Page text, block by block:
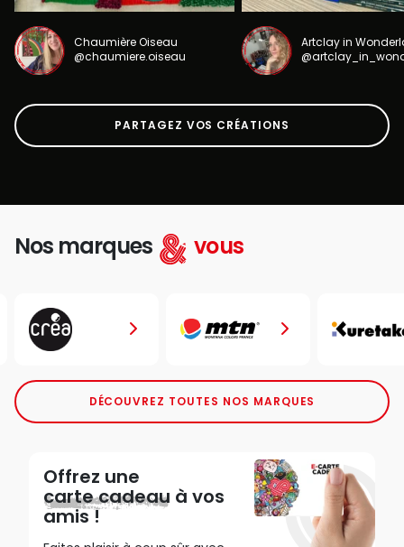
Chaumière Oiseau
@chaumiere.oiseau
Artclay in
PARTAGEZ VOS CRÉATIONS
Nos marques vous
DÉCOUVREZ TOUTES NOS MARQUES
Offrez une
carte cadeau à vos
amis !